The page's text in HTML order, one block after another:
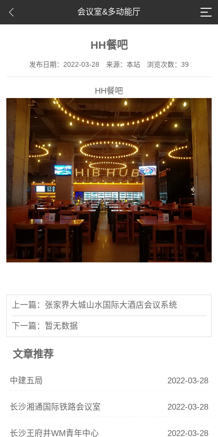
会议室&多动能厅
HH餐吧
发布日期：2022-03-28 来源：本站 浏览次数：39
HH餐吧
上一篇：张家界大城山水国际大酒店会议系统
下一篇：暂无数据
文章推荐
中建五局 2022-03-28
长沙湘通国际铁路会议室 2022-03-28
长沙王府井WM青年中心 2022-03-28